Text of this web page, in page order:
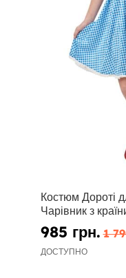
Костюм Дороті
Чарівник з
985 грн. 1
ДОСТУПНО